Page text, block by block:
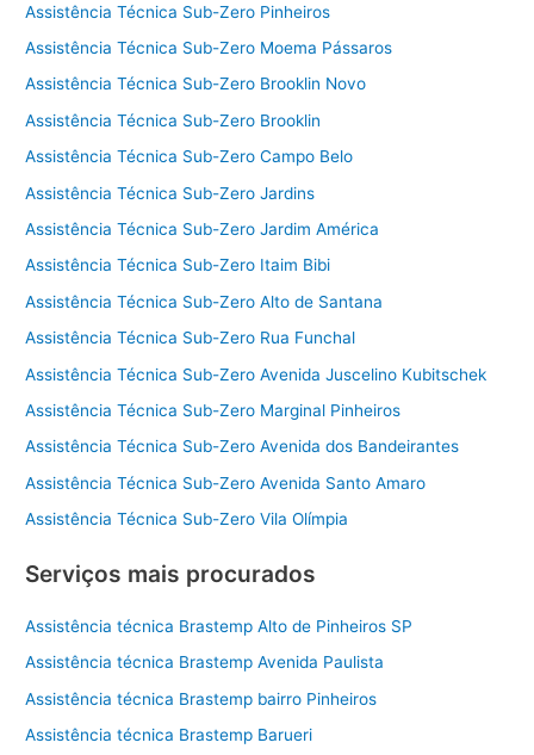
Assistência Técnica Sub-Zero Pinheiros
Assistência Técnica Sub-Zero Moema Pássaros
Assistência Técnica Sub-Zero Brooklin Novo
Assistência Técnica Sub-Zero Brooklin
Assistência Técnica Sub-Zero Campo Belo
Assistência Técnica Sub-Zero Jardins
Assistência Técnica Sub-Zero Jardim América
Assistência Técnica Sub-Zero Itaim Bibi
Assistência Técnica Sub-Zero Alto de Santana
Assistência Técnica Sub-Zero Rua Funchal
Assistência Técnica Sub-Zero Avenida Juscelino Kubitschek
Assistência Técnica Sub-Zero Marginal Pinheiros
Assistência Técnica Sub-Zero Avenida dos Bandeirantes
Assistência Técnica Sub-Zero Avenida Santo Amaro
Assistência Técnica Sub-Zero Vila Olímpia
Serviços mais procurados
Assistência técnica Brastemp Alto de Pinheiros SP
Assistência técnica Brastemp Avenida Paulista
Assistência técnica Brastemp bairro Pinheiros
Assistência técnica Brastemp Barueri